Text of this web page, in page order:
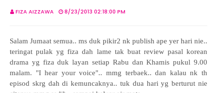
FIZA AIZZAWA 8/23/2013 02:18:00 PM
Salam Jumaat semua.. ms duk pikir2 nk publish ape yer hari nie..
teringat pulak yg fiza dah lame tak buat review pasal korean
drama yg fiza duk layan setiap Rabu dan Khamis pukul 9.00
malam. "I hear your voice".. mmg terbaek.. dan kalau nk th
episod skrg dah di kemuncaknya.. tuk dua hari yg berturut nie